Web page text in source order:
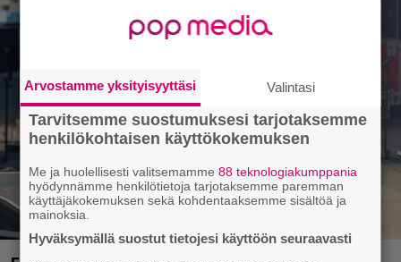
Arvostamme yksityisyyttäsi Valintasi
Tarvitsemme suostumuksesi tarjotaksemme
henkilökohtaisen käyttökokemuksen
Me ja huolellisesti valitsemamme88 teknologiakumppania
hyödynnämme henkilötietoja tarjotaksemme paremman
käyttäjäkokemuksen sekä kohdentaaksemme sisältöä ja
mainoksia.
Hyväksymällä suostut tietojesi käyttöön seuraavasti